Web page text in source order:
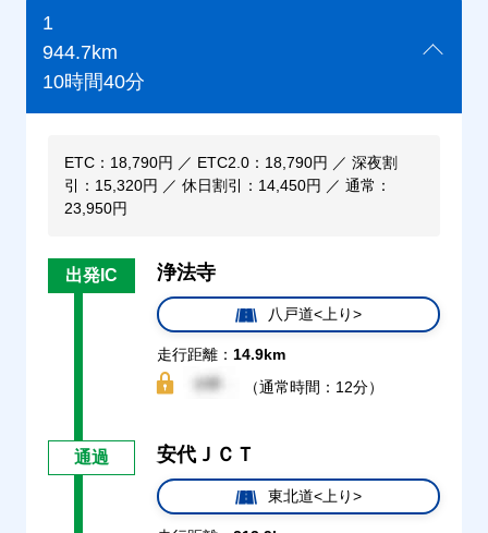
1
944.7km
10時間40分
ETC：18,790円 ／ ETC2.0：18,790円 ／ 深夜割
引：15,320円 ／ 休日割引：14,450円 ／ 通常：
23,950円
出発IC 浄法寺
八戸道<上り>
走行距離： 14.9km
（通常時間：12分）
通過 安代ＪＣＴ
東北道<上り>